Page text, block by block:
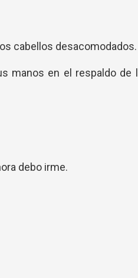
cabellos desacomodados.
manos en el respaldo de
debo irme.